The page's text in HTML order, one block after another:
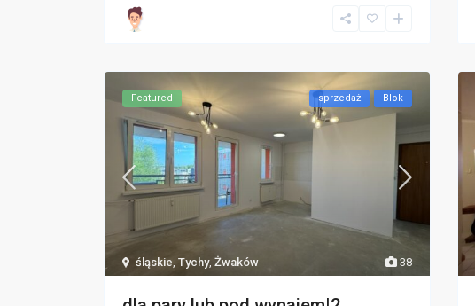
38
śląskie Tychy, Żwaków
Featured sprzedaż Blok